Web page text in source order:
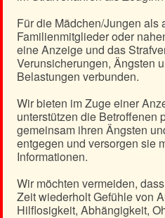
Für die Mädchen/Jungen als
Familienmitglieder oder
eine Anzeige und das
Verunsicherungen, Ängsten
Belastungen verbunden.
Wir bieten im Zuge einer
unterstützen die Betroffenen
gemeinsam ihren Ängsten
entgegen und versorgen sie
Informationen.
Wir möchten vermeiden,
Zeit wiederholt Gefühle von
Hilflosigkeit, Abhängigkeit,